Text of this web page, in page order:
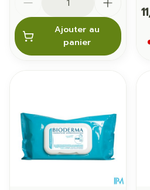
Ajouter au
panier